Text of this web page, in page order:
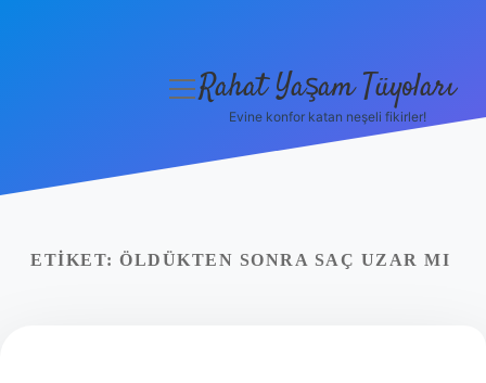
Yasal Uyarı
menüyü
Rahat Yaşam Tüyoları
Evine konfor katan neşeli fikirler!
ETIKET: ÖLDÜKTEN SONRA SAÇ UZAR MI